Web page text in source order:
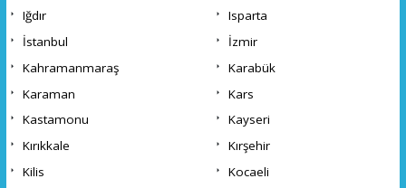
Iğdır
Isparta
İstanbul
İzmir
Kahramanmaraş
Karabük
Karaman
Kars
Kastamonu
Kayseri
Kırıkkale
Kırşehir
Kilis
Kocaeli